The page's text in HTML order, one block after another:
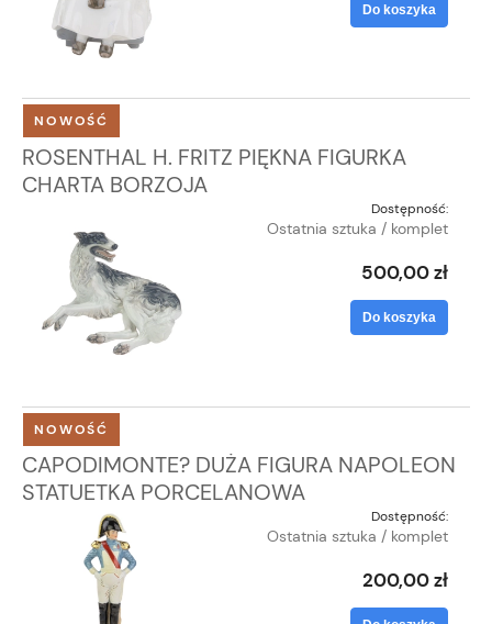
Do koszyka
ROSENTHAL H. FRITZ PIĘKNA FIGURKA
CHARTA BORZOJA
Dostępność:
Ostatnia sztuka / komplet
500,00 zł
Do koszyka
NOWOŚĆ
CAPODIMONTE? DUŻA FIGURA NAPOLEON
STATUETKA PORCELANOWA
Dostępność:
Ostatnia sztuka / komplet
200,00 zł
NOWOŚĆ